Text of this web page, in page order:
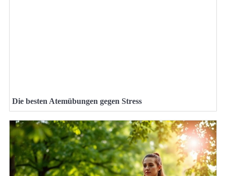
Die besten Atemübungen gegen Stress